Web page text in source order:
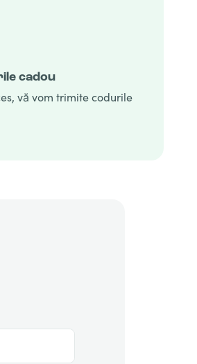
cadou
vă vom trimite codurile